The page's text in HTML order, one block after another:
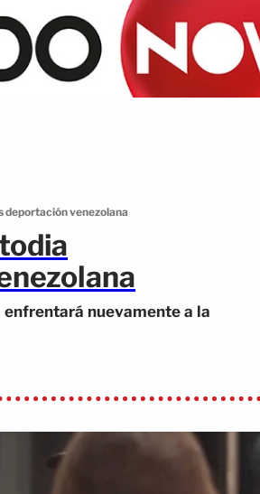
deportación venezolana
nuevamente a la